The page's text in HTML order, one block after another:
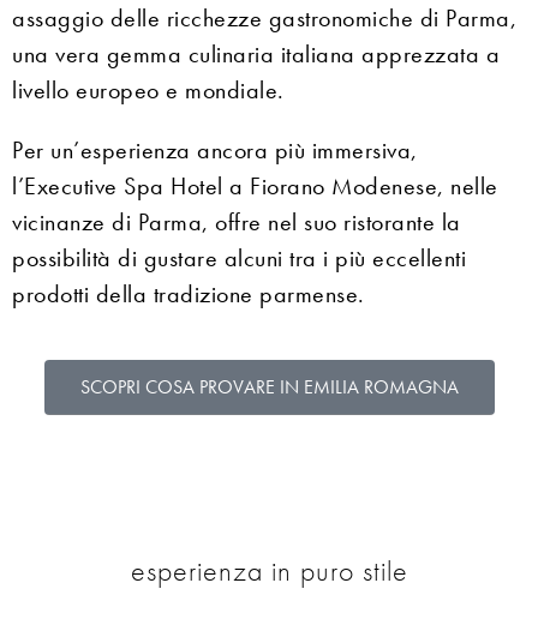
assaggio delle ricchezze gastronomiche di Parma,
una vera gemma culinaria italiana apprezzata a
livello europeo e mondiale.
Per un’esperienza ancora più immersiva,
l’Executive Spa Hotel a Fiorano Modenese, nelle
vicinanze di Parma, offre nel suo ristorante la
possibilità di gustare alcuni tra i più eccellenti
prodotti della tradizione parmense.
SCOPRI COSA PROVARE IN EMILIA ROMAGNA
esperienza in puro stile